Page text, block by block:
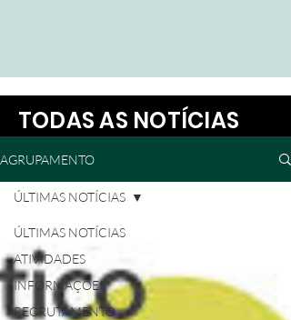
TODAS AS NOTÍCIAS
AGRUPAMENTO
ÚLTIMAS NOTÍCIAS
ATIVIDADES
INFORMAÇÕES
RECRUTAMENTO
ÚLTIMAS NOTÍCIAS